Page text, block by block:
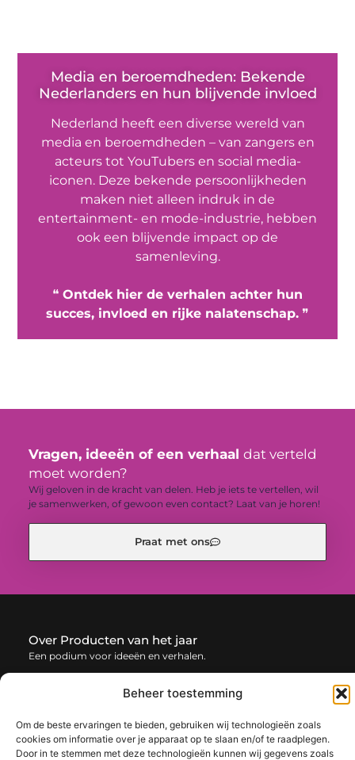
Beheer toestemming
Om de beste ervaringen te bieden, gebruiken wij technologieën zoals
cookies om informatie over je apparaat op te slaan en/of te raadplegen.
Door in te stemmen met deze technologieën kunnen wij gegevens zoals
Media en beroemdheden: Bekende
Nederlanders en hun blijvende invloed
Nederland heeft een diverse wereld van
media en beroemdheden – van zangers en
acteurs tot YouTubers en social media-
iconen. Deze bekende persoonlijkheden
maken niet alleen indruk in de
entertainment- en mode-industrie, hebben
ook een blijvende impact op de
samenleving.
❝ Ontdek hier de verhalen achter hun
succes, invloed en rijke nalatenschap. ❞
Vragen, ideeën of een verhaal dat verteld
moet worden?
Wij geloven in de kracht van delen. Heb je iets te vertellen, wil
je samenwerken, of gewoon even contact? Laat van je horen!
Praat met ons
Over Producten van het jaar
Een podium voor ideeën en verhalen.
inspiratie, creativiteit en inzichten uit het dagelijks leven. Laat
Onze Bericht categorie